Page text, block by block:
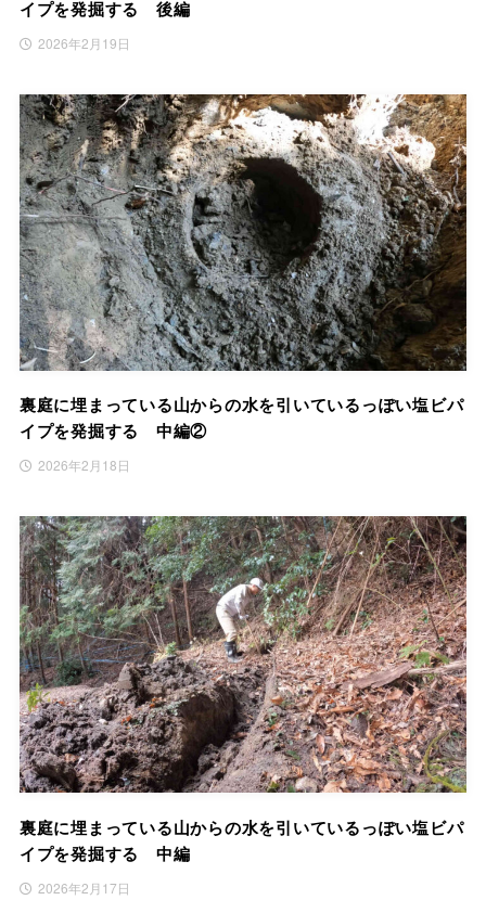
イプを発掘する 後編
2026年2月19日
裏庭に埋まっている山からの水を引いているっぽい塩ビパ
イプを発掘する 中編②
2026年2月18日
裏庭に埋まっている山からの水を引いているっぽい塩ビパ
イプを発掘する 中編
2026年2月17日